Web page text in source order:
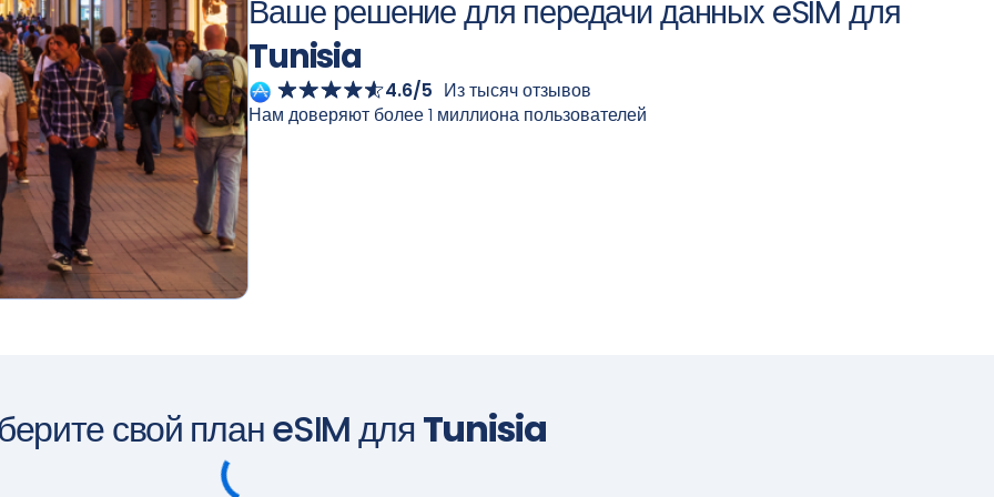
Ваше решение для передачи данных eSIM для
Tunisia
4.6/5 Из тысяч отзывов
Нам доверяют более 1 миллиона пользователей
свой план eSIM дляTunisia